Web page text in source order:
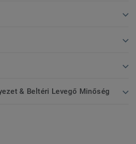
& Beltéri Levegő Minőség